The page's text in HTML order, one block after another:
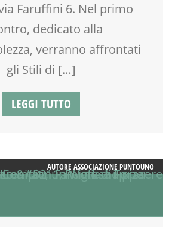
Faruffini 6. Nel primo
dedicato alla
verranno affrontati
gli Stili di […]
LEGGI TUTTO
AUTORE ASSOCIAZIONE PUNTOUNO